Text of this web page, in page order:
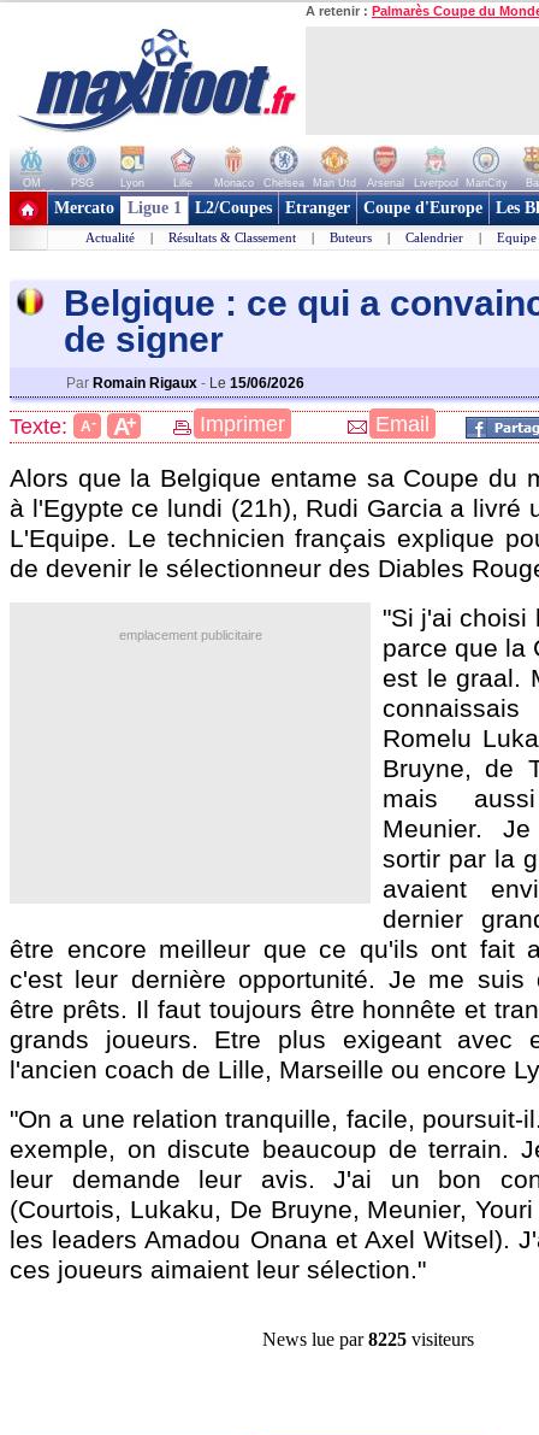
A retenir : Palmarès Coupe du
OM PSG Lyon Lille Monaco Chelsea Man Utd Arsenal Liverpool ManCity
+ de clubs
Mercato Ligue 1 L2/Coupes Etranger Coupe d'Europe Les
Actualité | Résultats & Classement | Buteurs | Calendrier | Equipe
Belgique : ce qui a
de signer
Par Romain Rigaux - Le 15/06/2026
Texte: A- A+ Imprimer Email
Alors que la Belgique entame sa Coupe du
à l'Egypte ce lundi (21h), Rudi Garcia a livré
L'Equipe. Le technicien français explique
de devenir le sélectionneur des Diables
emplacement publicitaire
"Si j'ai choisi
parce que la
est le graal.
Romelu
Bruyne, de
mais
Meunier.
sortir par la
avaient
dernier
être encore meilleur que ce qu'ils ont fait
c'est leur dernière opportunité. Je me suis
être prêts. Il faut toujours être honnête et
grands joueurs. Etre plus exigeant avec
l'ancien coach de Lille, Marseille ou encore
"On a une relation tranquille, facile, poursuit-
exemple, on discute beaucoup de terrain.
leur demande leur avis. J'ai un bon
(Courtois, Lukaku, De Bruyne, Meunier,
les leaders Amadou Onana et Axel Witsel).
ces joueurs aimaient leur sélection."
News lue par8225 visiteurs